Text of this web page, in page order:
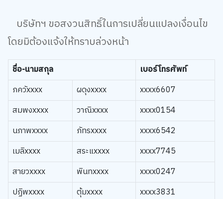
บริษัทฯ ขอสงวนสิทธิ์ในการเปลี่ยนแปลงเงื่อนไข
โดยมิต้องแจ้งให้ทราบล่วงหน้า
ชื่อ-นามสกุล
เบอร์โทรศัพท์
ภควัxxxx
ผดุงxxxx
xxxx6607
สมพงxxxx
วาณิxxxx
xxxx0154
นภาพxxxx
ภัทรxxxx
xxxx6542
เมลิxxxx
สระแxxxx
xxxx7745
สายวxxxx
พินทxxxx
xxxx0247
ปฏิพxxxx
ตุ้มxxxx xxxx3831